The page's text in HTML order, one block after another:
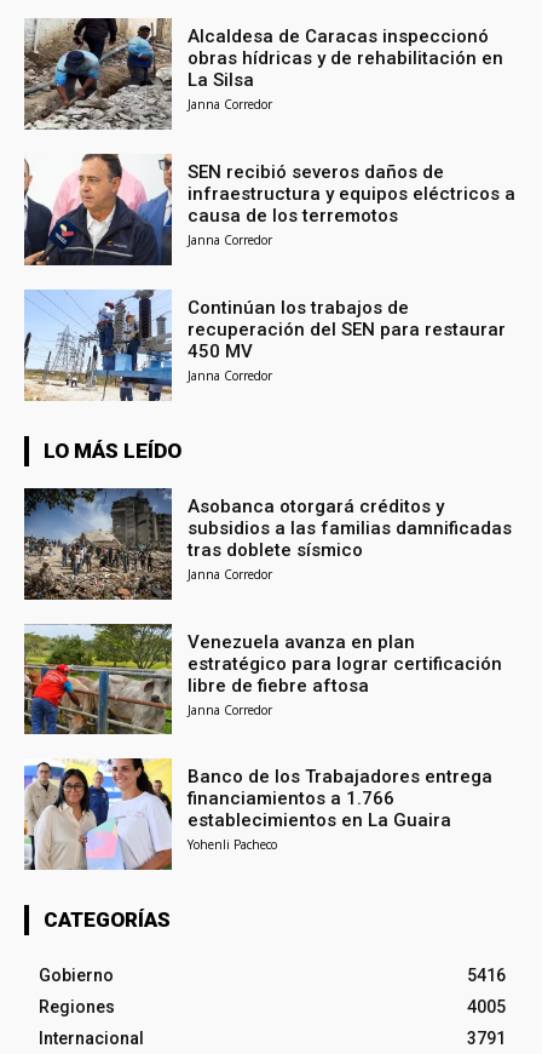
Alcaldesa de Caracas inspeccionó
obras hídricas y de rehabilitación en
La Silsa
Janna Corredor
SEN recibió severos daños de
infraestructura y equipos eléctricos a
causa de los terremotos
Janna Corredor
Continúan los trabajos de
recuperación del SEN para restaurar
450 MV
Janna Corredor
LO MÁS LEÍDO
Asobanca otorgará créditos y
subsidios a las familias damnificadas
tras doblete sísmico
Janna Corredor
Venezuela avanza en plan
estratégico para lograr certificación
libre de fiebre aftosa
Janna Corredor
Banco de los Trabajadores entrega
financiamientos a 1.766
establecimientos en La Guaira
Yohenli Pacheco
CATEGORÍAS
Gobierno
5416
Regiones
4005
Internacional
3791